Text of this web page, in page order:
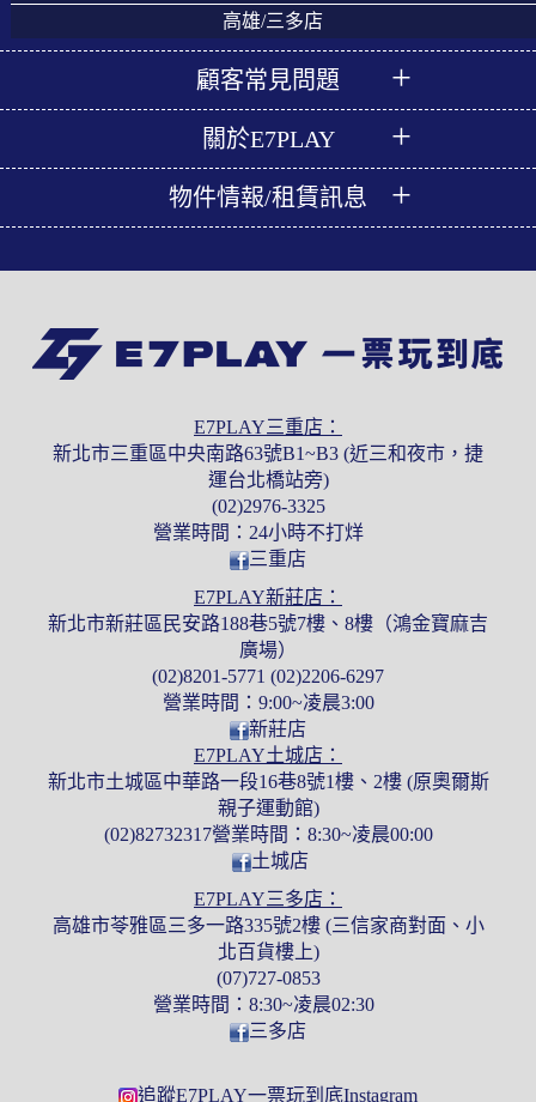
高雄/三多店
顧客常見問題
關於E7PLAY
物件情報/租賃訊息
E7PLAY三重店：
新北市三重區中央南路63號B1~B3 (近三和夜市，捷
運台北橋站旁)
(02)2976-3325
營業時間：24小時不打烊
三重店
E7PLAY新莊店：
新北市新莊區民安路188巷5號7樓、8樓（鴻金寶麻吉
廣場）
(02)8201-5771 (02)2206-6297
營業時間：9:00~凌晨3:00
新莊店
E7PLAY土城店：
新北市土城區中華路一段16巷8號1樓、2樓 (原奧爾斯
親子運動館)
(02)82732317營業時間：8:30~凌晨00:00
土城店
E7PLAY三多店：
高雄市苓雅區三多一路335號2樓 (三信家商對面、小
北百貨樓上)
(07)727-0853
營業時間：8:30~凌晨02:30
三多店
追蹤E7PLAY一票玩到底Instagram